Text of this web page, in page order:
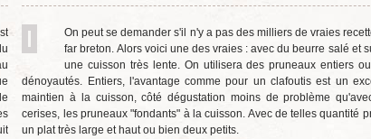
On peut se demander s'il n'y a pas des milliers de vraies
far breton. Alors voici une des vraies : avec du beurre salé et
une cuisson très lente. On utilisera des pruneaux entiers
dénoyautés. Entiers, l'avantage comme pour un clafoutis est un
maintien à la cuisson, côté dégustation moins de problème
cerises, les pruneaux "fondants" à la cuisson. Avec de telles quantité
un plat très large et haut ou bien deux petits.